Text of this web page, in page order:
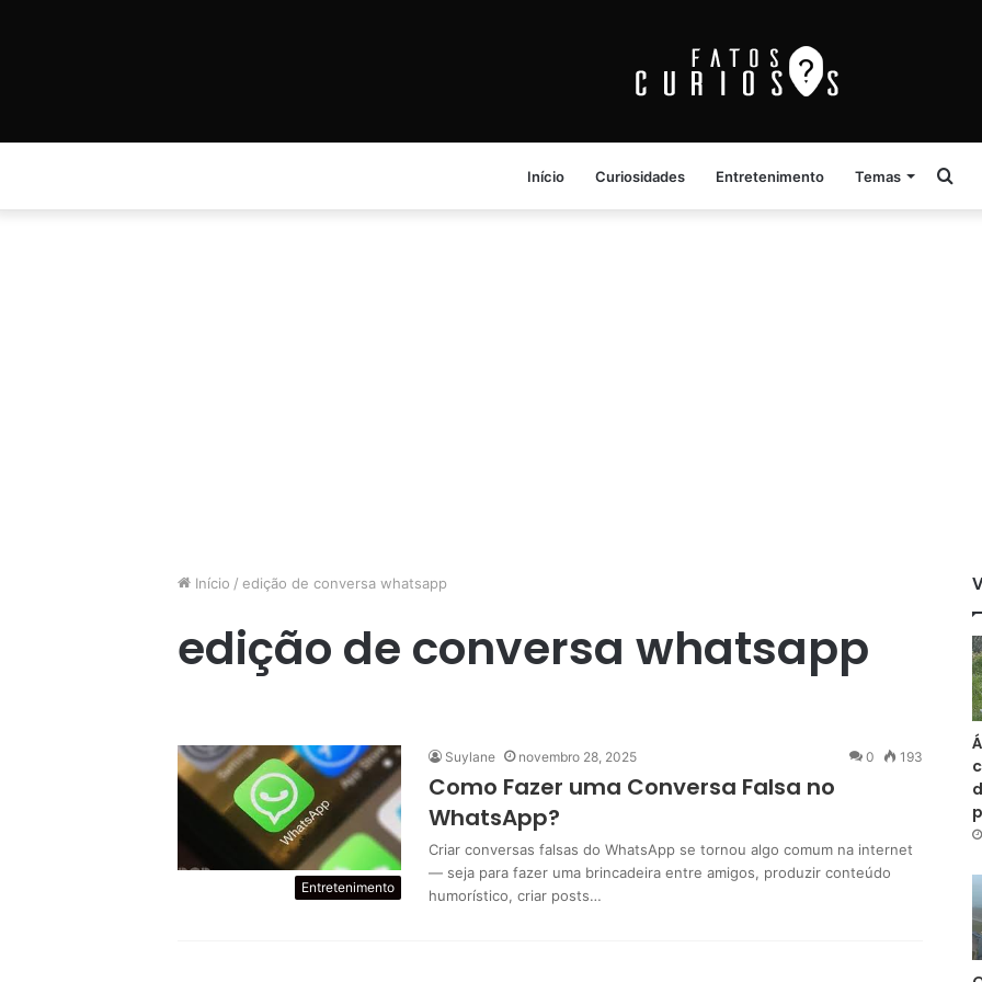
Início Curiosidades Entretenimento Temas
Início / edição de conversa whatsapp
edição de conversa whatsapp
Entretenimento
Suylane novembro 28, 2025 0 193
Como Fazer uma Conversa Falsa no
WhatsApp?
Criar conversas falsas do WhatsApp se tornou algo comum na internet
— seja para fazer uma brincadeira entre amigos, produzir conteúdo
humorístico, criar posts…